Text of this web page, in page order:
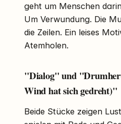
geht um Menschen
Um Verwundung. Die
die Zeilen. Ein leises
Atemholen.
"Dialog" und
Wind hat sich gedreht)"
Beide Stücke zeigen